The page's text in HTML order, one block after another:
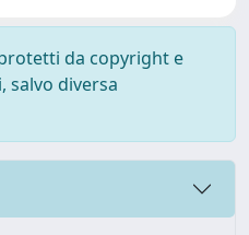
da copyright e
diversa